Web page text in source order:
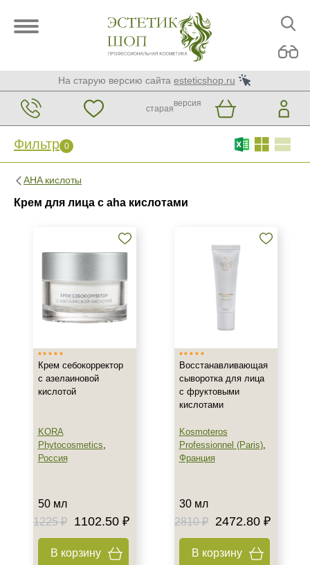
На старую версию сайта esteticshop.ru
старая
версия
Фильтр 0
AHA кислоты
Крем для лица с aha кислотами
Фильтр 0
KORA Phytocosmetics
Страна
Россия
Франция
Тип товара
Крем
Сыворотка
Домашняя
Профессиональная
Тип кожи
Крем себокорректор
с азелаиновой
кислотой
KORA
Phytocosmetics,
Россия
50 мл
1225 ₽
1102.50 ₽
В корзину
Восстанавливающая
сыворотка для лица
с фруктовыми
кислотами
Kosmoteros
Professionnel (Paris),
Франция
30 мл
2810 ₽
2472.80 ₽
В корзину